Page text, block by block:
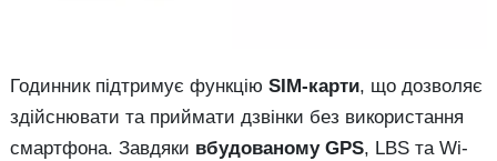
Годинник підтримує функцію SIM-карти, що дозволяє
здійснювати та приймати дзвінки без використання
смартфона. Завдяки вбудованому GPS, LBS та Wi-